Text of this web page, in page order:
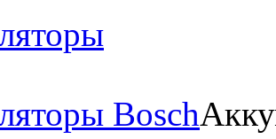
Bosch